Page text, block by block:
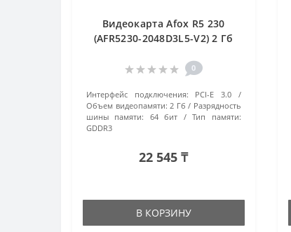
Видеокарта Afox R5 230
(AFR5230-2048D3L5-V2) 2 Гб
0
Интерфейс подключения:
PCI-E 3.0
Объем видеопамяти: 2 Гб
Разрядность
шины памяти:
64 бит
Тип памяти:
GDDR3
22 545 ₸
В КОРЗИНУ